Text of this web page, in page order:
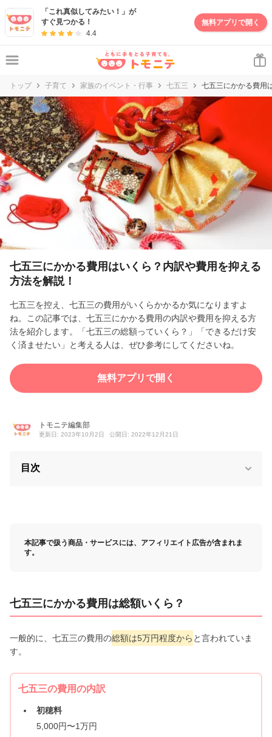
「これ真似してみたい！」が
すぐ見つかる！
4.4
無料アプリで開く
トップ 子育て 家族のイベント・行事 七五三 七五三にかかる費用
七五三にかかる費用はいくら？内訳や費用を抑える
方法を解説！
七五三を控え、七五三の費用がいくらかかるか気になりますよ
ね。この記事では、七五三にかかる費用の内訳や費用を抑える方
法を紹介します。「七五三の総額っていくら？」「できるだけ安
く済ませたい」と考える人は、ぜひ参考にしてくださいね。
無料アプリで開く
トモニテ編集部
更新日: 2023年10月2日 公開日: 2022年12月21日
目次
本記事で扱う商品・サービスには、アフィリエイト広告が含まれま
す。
七五三にかかる費用は総額いくら？
一般的に、七五三の費用の総額は5万円程度から と言われていま
す。
七五三の費用の内訳
初穂料
5,000円〜1万円